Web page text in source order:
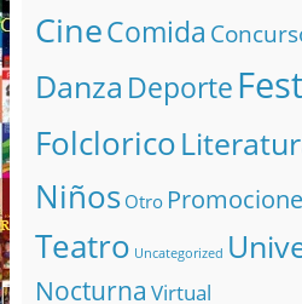
CineComida
Danza Deporte
Folclorico
Niños Otro
Teatro Uncategorized
Nocturna Virtual